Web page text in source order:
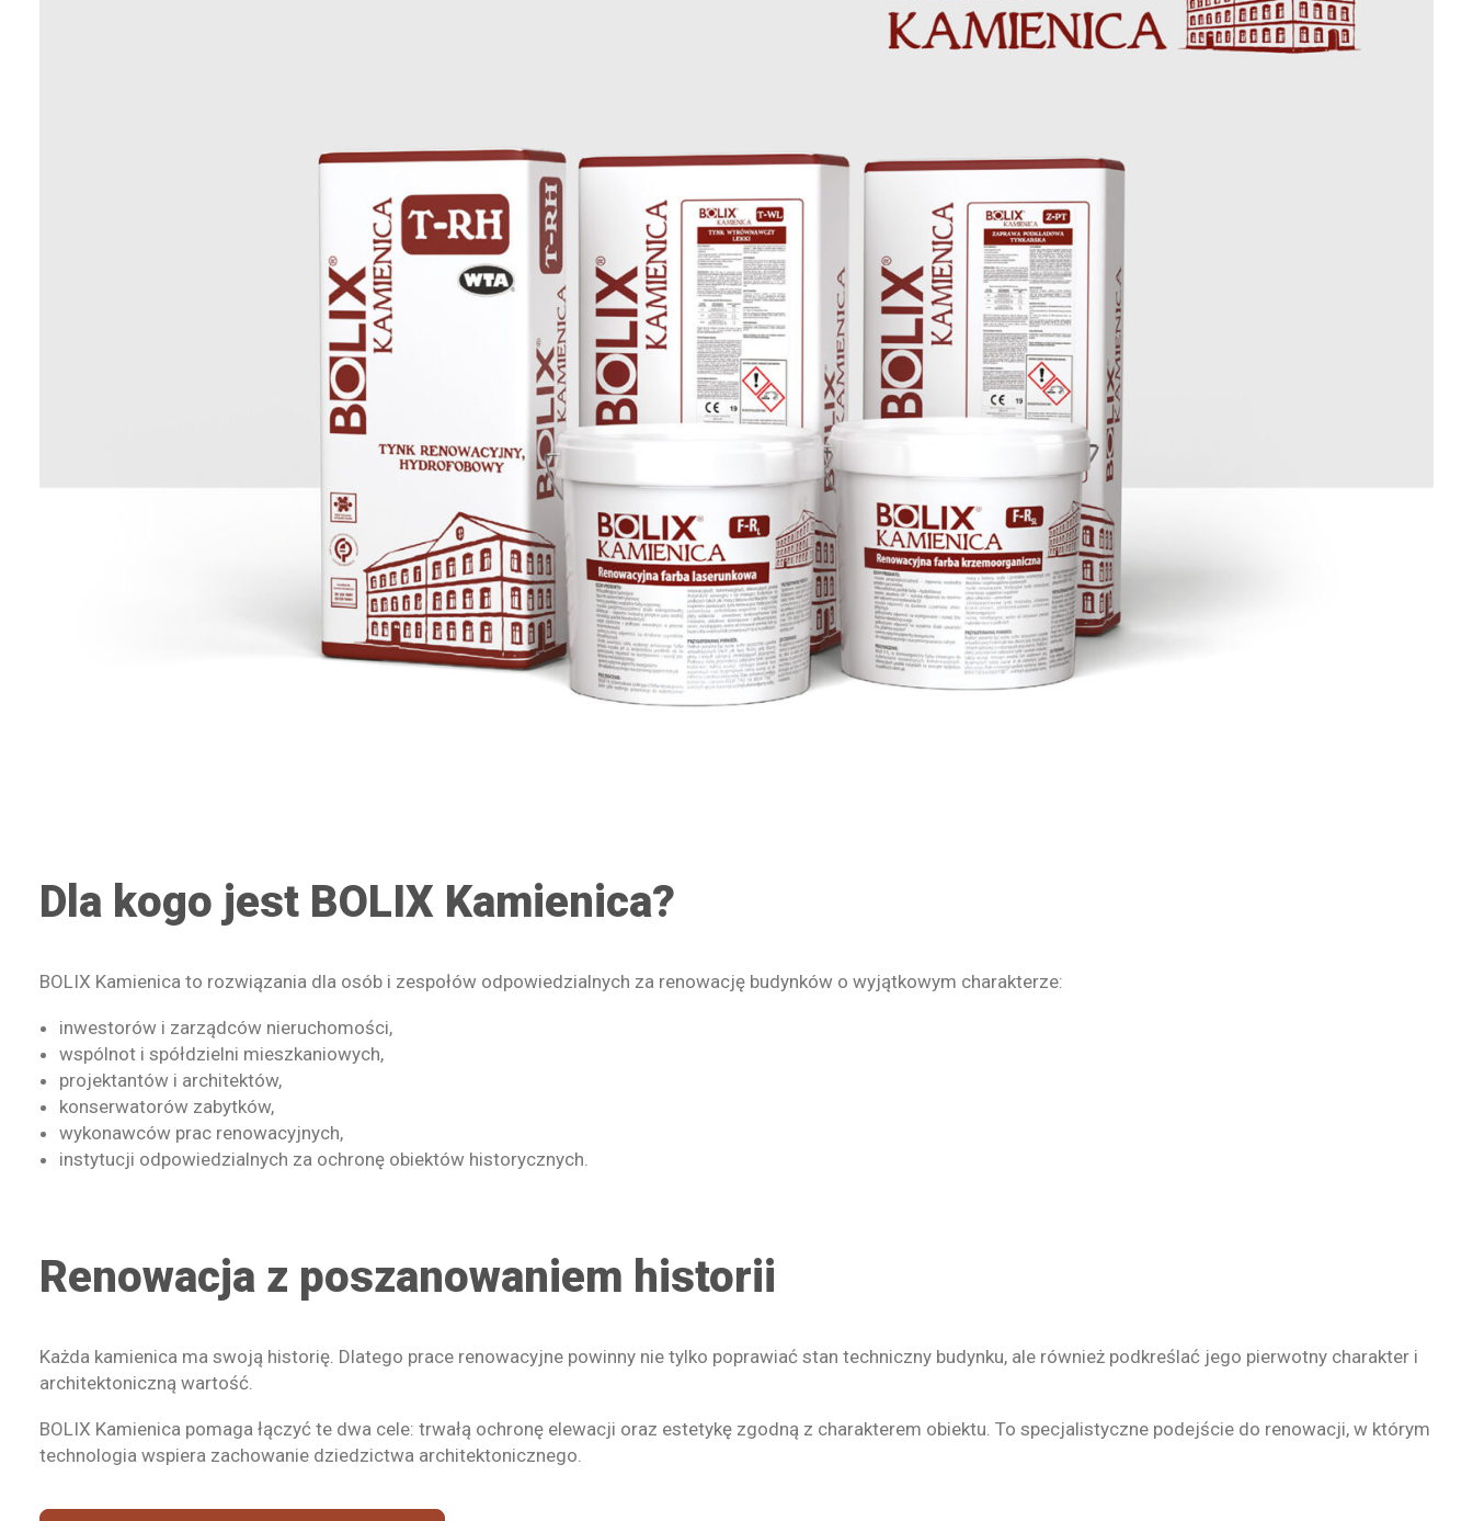
Dla kogo jest BOLIX Kamienica?
BOLIX Kamienica to rozwiązania dla osób i zespołów odpowiedzialnych za renowację budynków o wyjątkowym charakterze:
inwestorów i zarządców nieruchomości,
wspólnot i spółdzielni mieszkaniowych,
projektantów i architektów,
konserwatorów zabytków,
wykonawców prac renowacyjnych,
instytucji odpowiedzialnych za ochronę obiektów historycznych.
Renowacja z poszanowaniem historii
Każda kamienica ma swoją historię. Dlatego prace renowacyjne powinny nie tylko poprawiać stan techniczny budynku, ale również podkreślać jego pierwotny charakter i
architektoniczną wartość.
BOLIX Kamienica pomaga łączyć te dwa cele: trwałą ochronę elewacji oraz estetykę zgodną z charakterem obiektu. To specjalistyczne podejście do renowacji, w którym
technologia wspiera zachowanie dziedzictwa architektonicznego.